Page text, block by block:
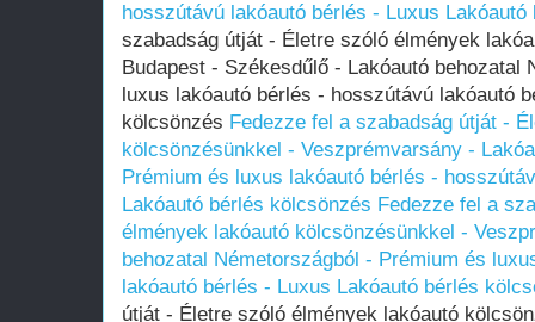
hosszútávú lakóautó bérlés - Luxus
szabadság útját - Életre szóló élmények
Budapest - Székesdűlő - Lakóautó behozatal
luxus lakóautó bérlés - hosszútávú lakóautó
kölcsönzés Fedezze fel a szabadság útját -
kölcsönzésünkkel - Veszprémvarsány -
Prémium és luxus lakóautó bérlés -
Lakóautó bérlés kölcsönzés Fedezze fel a
élmények lakóautó kölcsönzésünkkel -
behozatal Németországból - Prémium és
lakóautó bérlés - Luxus Lakóautó bérlés
útját - Életre szóló élmények lakóautó